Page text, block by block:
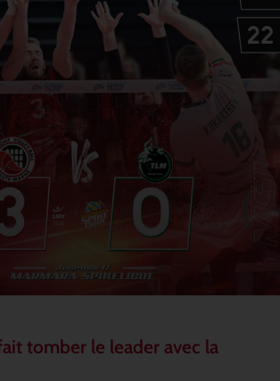
tomber le leader avec la